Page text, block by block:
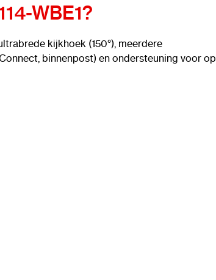
WBE1?
kijkhoek (150°), meerdere
binnenpost) en ondersteuning voor